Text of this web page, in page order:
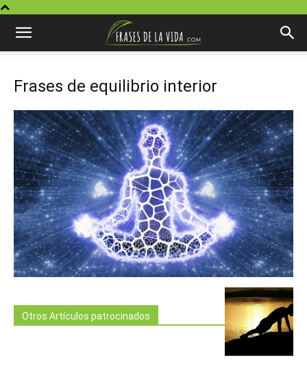
Frases de equilibrio interior
Otros Artículos patrocinados